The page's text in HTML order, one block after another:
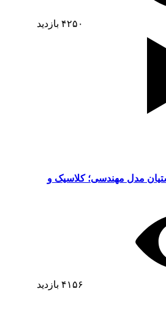
۴۲۵۰ بازدید
مدل مهندسی؛ کلاسیک و
۴۱۵۶ بازدید